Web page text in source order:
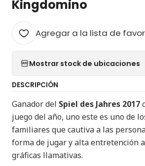
Kingdomino
Agregar a la lista de
Mostrar stock de ubicaciones
DESCRIPCIÓN
Ganador del Spiel des Jahres 2017
juego del año, uno este es uno de
familiares que cautiva a las
forma de jugar y alta entretención
gráficas llamativas.